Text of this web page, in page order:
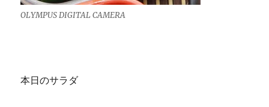
OLYMPUS DIGITAL CAMERA
本日のサラダ